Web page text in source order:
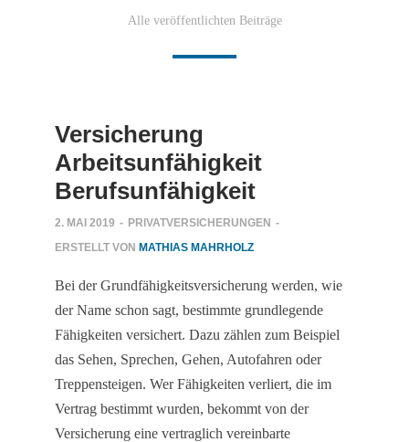
Alle veröffentlichten Beiträge
Versicherung
Arbeitsunfähigkeit
Berufsunfähigkeit
2. MAI 2019 - PRIVATVERSICHERUNGEN -
ERSTELLT VON MATHIAS MAHRHOLZ
Bei der Grundfähigkeitsversicherung werden, wie
der Name schon sagt, bestimmte grundlegende
Fähigkeiten versichert. Dazu zählen zum Beispiel
das Sehen, Sprechen, Gehen, Autofahren oder
Treppensteigen. Wer Fähigkeiten verliert, die im
Vertrag bestimmt wurden, bekommt von der
Versicherung eine vertraglich vereinbarte